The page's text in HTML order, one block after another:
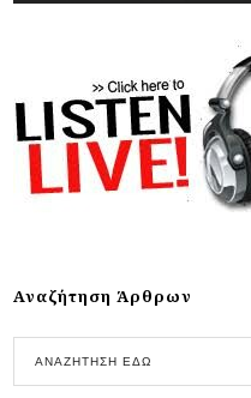
Αναζήτηση Άρθρων